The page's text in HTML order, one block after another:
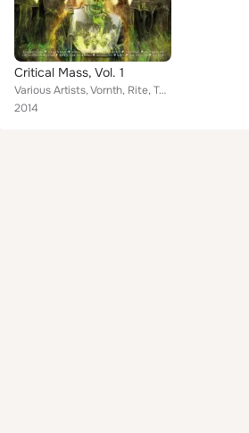
Critical Mass, Vol. 1
Various Artists, Vornth, Rite, Tormented, Knægt, Puteraeon, Six In Line, Born For Burning, Mordant, Obnoxious Youth, Gehennah, M...
2014